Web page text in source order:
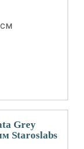
Grey
Staroslabs